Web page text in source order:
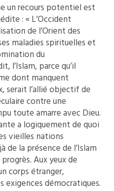
un recours potentiel est
: « L’Occident
de l’Orient des
maladies spirituelles et
du
l’Islam, parce qu’il
dont manquent
serait l’allié objectif de
contre une
toute amarre avec Dieu.
a logiquement de quoi
vieilles nations
de la présence de l’Islam
Aux yeux de
corps étranger,
exigences démocratiques.